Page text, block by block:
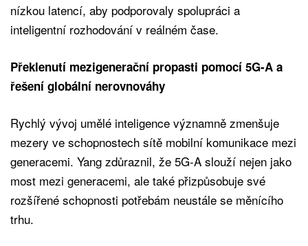
nízkou latencí, aby podporovaly spolupráci a
inteligentní rozhodování v reálném čase.
Překlenutí mezigenerační propasti pomocí 5G-A a
řešení globální nerovnováhy
Rychlý vývoj umělé inteligence významně zmenšuje
mezery ve schopnostech sítě mobilní komunikace mezi
generacemi. Yang zdůraznil, že 5G-A slouží nejen jako
most mezi generacemi, ale také přizpůsobuje své
rozšířené schopnosti potřebám neustále se měnícího
trhu.